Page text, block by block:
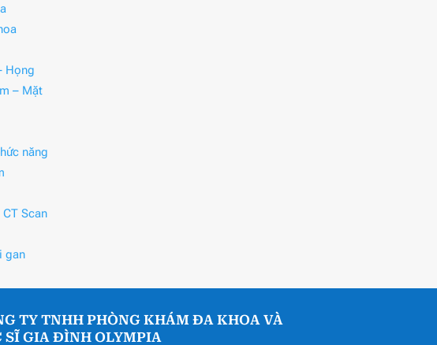
Họng
– Mặt
năng
Scan
gan
TY TNHH PHÒNG KHÁM ĐA KHOA VÀ
SĨ GIA ĐÌNH OLYMPIA